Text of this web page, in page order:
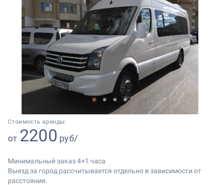
1 2 3 4
Стоимость аренды:
от 2200 руб/
Минимальный заказ 4+1 часа
Выезд за город рассчитывается отдельно в зависимости от
расстояния.